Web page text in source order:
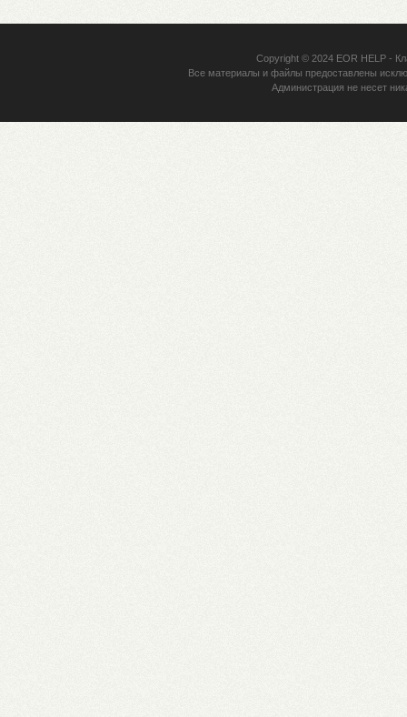
Copyright © 2024 EOR HELP-
Все материалы и файлы предоставлены
Администрация не несет